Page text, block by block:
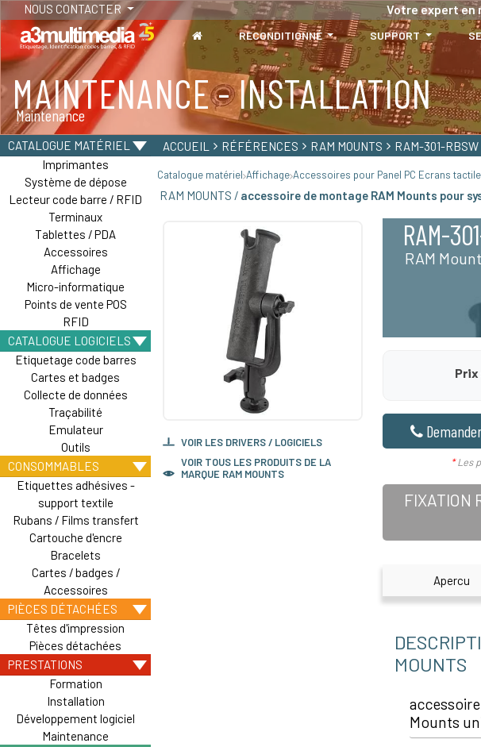
NOUS CONTACTER Votre expert en
RECONDITIONNÉ SUPPORT
MAINTENANCE - INSTALLATION
Maintenance
TABLETTES
Tablettes durcies - Étanches - Résistantes
CATALOGUE MATÉRIEL
Imprimantes
Système de dépose
Lecteur code barre / RFID
Terminaux
Tablettes / PDA
Accessoires
Affichage
Micro-informatique
Points de vente POS
RFID
CATALOGUE LOGICIELS
Etiquetage code barres
Cartes et badges
Collecte de données
Traçabilité
Emulateur
Outils
CONSOMMABLES
Etiquettes adhésives -
support textile
Rubans / Films transfert
Cartouche d'encre
Bracelets
Cartes / badges /
Accessoires
PIÈCES DÉTACHÉES
Têtes d'impression
Pièces détachées
PRESTATIONS
Formation
Installation
Développement logiciel
Maintenance
ACCUEIL RÉFÉRENCES RAM MOUNTS RAM-301-RBSW
Catalogue matériel Affichage Accessoires pour Panel PC Ecrans
RAM MOUNTS / accessoire de montage RAM Mounts pour
VOIR LES DRIVERS / LOGICIELS
VOIR TOUS LES PRODUITS DE LA
MARQUE RAM MOUNTS
RAM-
RAM
Prix
*Les
FIXATION
Apercu
MOUNTS
Mounts